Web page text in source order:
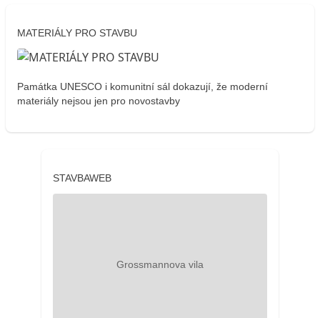
MATERIÁLY PRO STAVBU
Památka UNESCO i komunitní sál dokazují, že moderní
materiály nejsou jen pro novostavby
STAVBAWEB